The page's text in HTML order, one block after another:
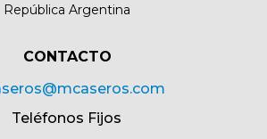
República Argentina
CONTACTO​
Teléfonos Fijos